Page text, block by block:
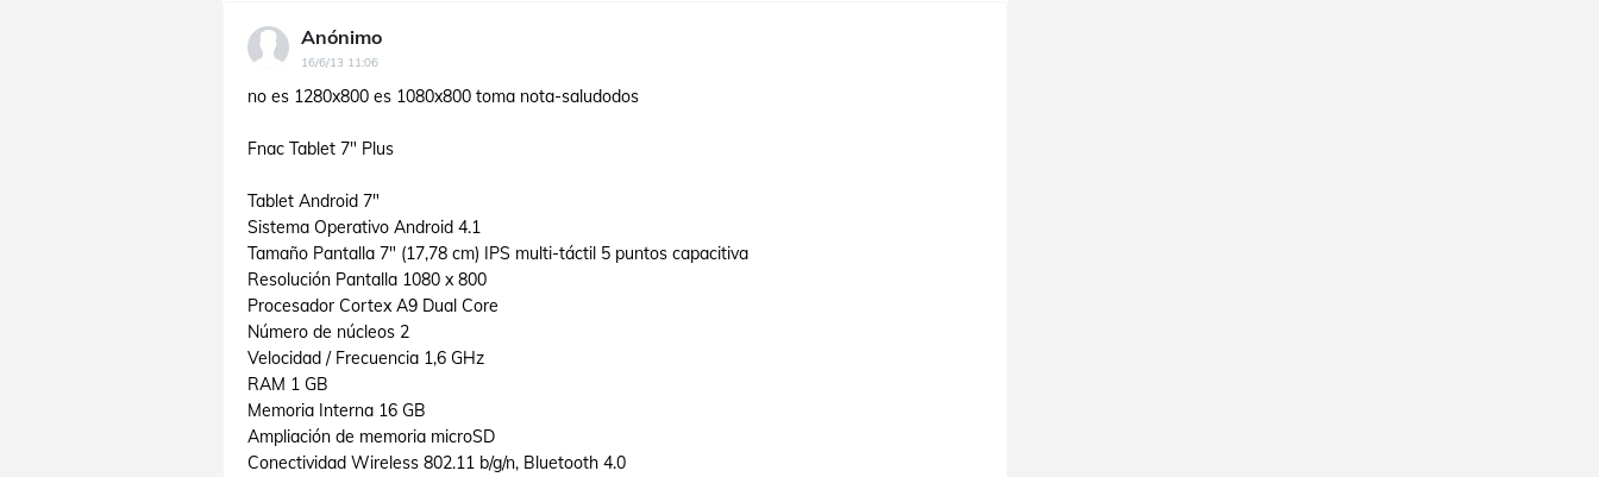
Anónimo
16/6/13 11:06
no es 1280x800 es 1080x800 toma nota-saludodos
Fnac Tablet 7" Plus
Tablet Android 7"
Sistema Operativo Android 4.1
Tamaño Pantalla 7" (17,78 cm) IPS multi-táctil 5 puntos capacitiva
Resolución Pantalla 1080 x 800
Procesador Cortex A9 Dual Core
Número de núcleos 2
Velocidad / Frecuencia 1,6 GHz
RAM 1 GB
Memoria Interna 16 GB
Ampliación de memoria microSD
Conectividad Wireless 802.11 b/g/n, Bluetooth 4.0